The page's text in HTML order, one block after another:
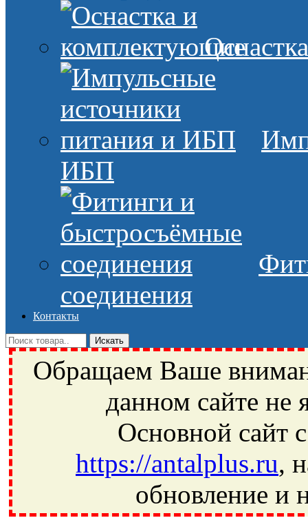
ИБП
соединения
Контакты
Обращаем Ваше
данном сайте не
Основной сайт
https://antalplus.ru,
обновление и